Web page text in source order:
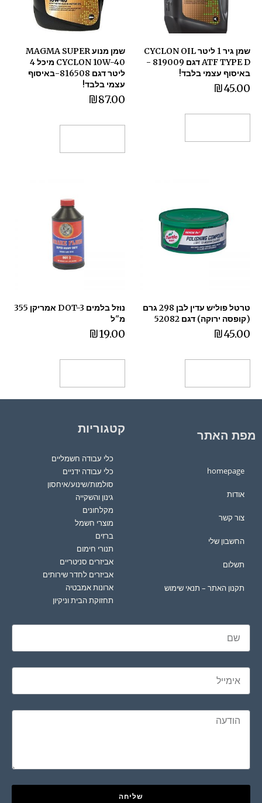
שמן גיר 1 ליטר CYCLON OIL
ATF TYPE D דגם 819009 -
באיסוף עצמי בלבד!
₪45.00
שמן מנוע MAGMA SUPER
CYCLON 10W-40 מיכל 4
ליטר דגם 816508-באיסוף
עצמי בלבד!
₪87.00
טרטל פוליש עדין לבן 298 גרם
(קופסה ירוקה) דגם 52082
₪45.00
נוזל בלמים DOT-3 אמריקן 355
מ"ל
₪19.00
מפת האתר
homepage
אודות
צור קשר
החשבון שלי
תשלום
תקנון האתר – תנאי שימוש
קטגוריות
כלי עבודה חשמליים
כלי עבודה ידניים
סולמות/שינוע/איחסון
גינון והשקייה
מקלחונים
מוצרי חשמל
ברזים
תנורי חימום
אביזרים סניטריים
אביזרים לחדר שירותים
ארונות אמבטיה
תחזוקת הבית וניקיון
שליחה